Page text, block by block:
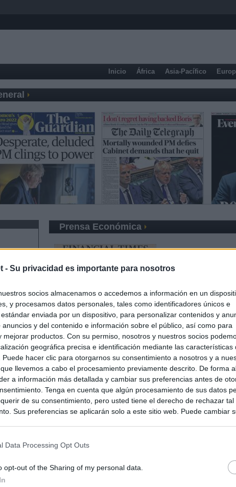
- Su privacidad es importante para nosotros
socios almacenamos o accedemos a información en un
y procesamos datos personales, tales como identificadores únicos e
enviada por un dispositivo, para personalizar contenidos y
anuncios y del contenido e información sobre el público, así como para
mejorar productos. Con su permiso, nosotros y nuestros socios
geográfica precisa e identificación mediante las características
Puede hacer clic para otorgarnos su consentimiento a nosotros y a
llevemos a cabo el procesamiento previamente descrito. De forma
a información más detallada y cambiar sus preferencias antes de
Tenga en cuenta que algún procesamiento de sus datos
de su consentimiento, pero usted tiene el derecho de rechazar tal
Sus preferencias se aplicarán solo a este sitio web. Puede cambiar
Data Processing Opt Outs
opt-out of the Sharing of my personal data.
Inicio África Asia-Pacífico
Prensa Económica